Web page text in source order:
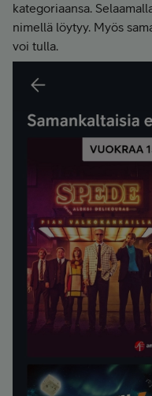
kategoriaansa.
nimellä löytyy. Myös
voi tulla.